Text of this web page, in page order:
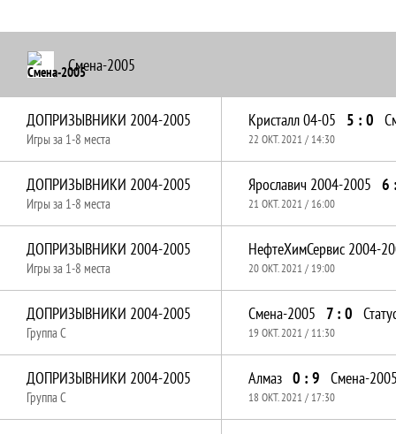
Смена-2005
ДОПРИЗЫВНИКИ 2004-2005
Игры за 1-8 места
Кристалл 04-05 5 : 0
22 ОКТ. 2021 / 14:30
ДОПРИЗЫВНИКИ 2004-2005
Игры за 1-8 места
Ярославич 2004-2005 6
21 ОКТ. 2021 / 16:00
ДОПРИЗЫВНИКИ 2004-2005
Игры за 1-8 места 20 ОКТ. 2021 / 19:00
ДОПРИЗЫВНИКИ 2004-2005
Группа C
Смена-2005 7 : 0
19 ОКТ. 2021 / 11:30
ДОПРИЗЫВНИКИ 2004-2005
Группа C
Алмаз 0 : 9 Смена-
18 ОКТ. 2021 / 17:30